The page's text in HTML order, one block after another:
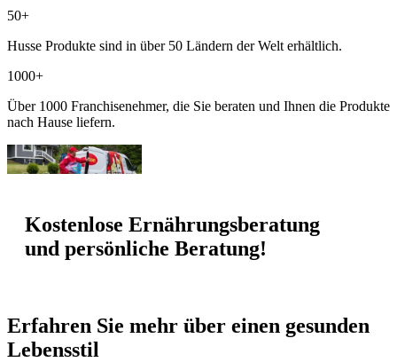
50+
Husse Produkte sind in über 50 Ländern der Welt erhältlich.
1000+
Über 1000 Franchisenehmer, die Sie beraten und Ihnen die Produkte
nach Hause liefern.
Kostenlose Ernährungsberatung
und persönliche Beratung!
Erfahren Sie mehr über einen gesunden
Lebensstil